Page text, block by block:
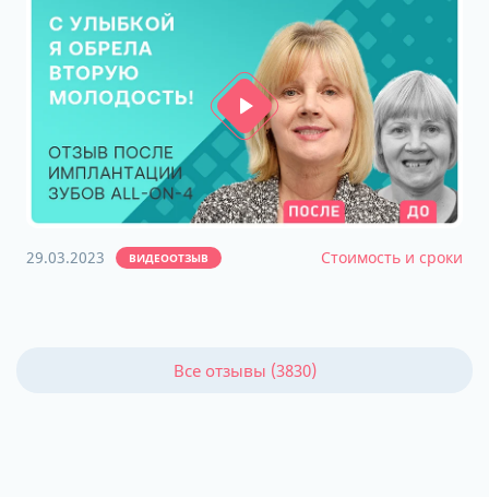
29.03.2023 ВИДЕООТЗЫВ Стоимость и сроки
Все отзывы (3830)